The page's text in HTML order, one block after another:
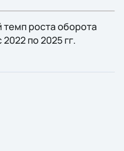
роста оборота
по 2025 гг.